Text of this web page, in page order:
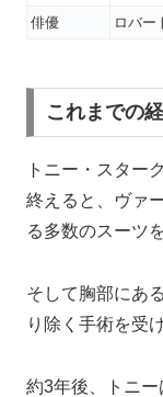
俳優
ロバー
これまでの
トニー・スター
終えると、ヴァ
る多数のスーツ
そして胸部にあ
り除く手術を受け
約3年後、トニ